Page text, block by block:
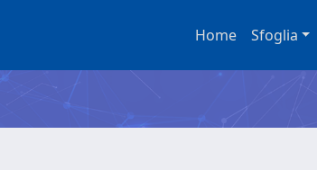
Home Sfoglia